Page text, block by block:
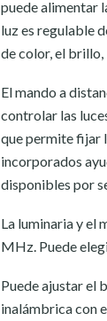
puede alimentar
luz es regulable
de color, el
El mando a
controlar las
que permite fijar
incorporados
disponibles por
La luminaria y el
MHz. Puede
Puede ajustar el
inalámbrica con